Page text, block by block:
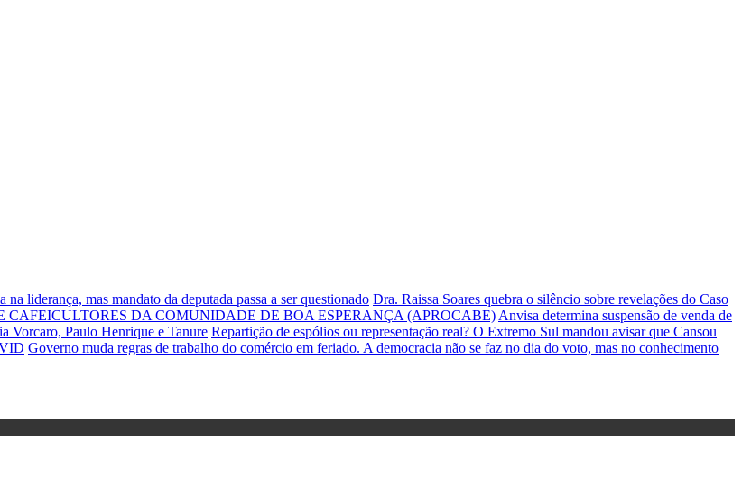
liderança, mas mandato da deputada passa a ser questionado Dra. Raissa Soares quebra o silêncio sobre revelações do Caso
CAFEICULTORES DA COMUNIDADE DE BOA ESPERANÇA (APROCABE) Anvisa determina suspensão de venda de
Vorcaro, Paulo Henrique e Tanure Repartição de espólios ou representação real? O Extremo Sul mandou avisar que Cansou
Governo muda regras de trabalho do comércio em feriado. A democracia não se faz no dia do voto, mas no conhecimento